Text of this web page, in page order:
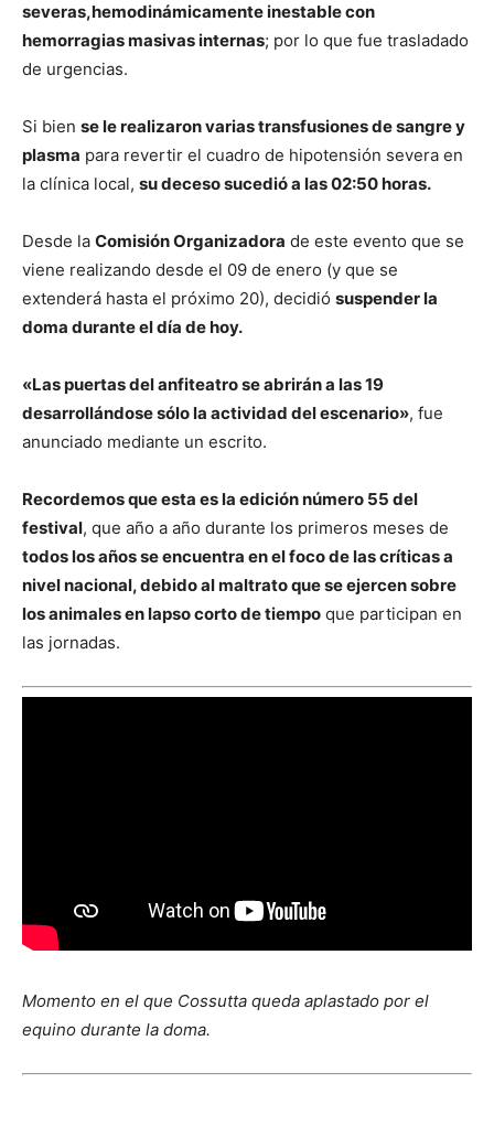
severas,hemodinámicamente inestable con
hemorragias masivas internas; por lo que fue trasladado
de urgencias.
Si bien se le realizaron varias transfusiones de sangre y
plasma para revertir el cuadro de hipotensión severa en
la clínica local, su deceso sucedió a las 02:50 horas.
Desde la Comisión Organizadora de este evento que se
viene realizando desde el 09 de enero (y que se
extenderá hasta el próximo 20), decidió suspender la
doma durante el día de hoy.
«Las puertas del anfiteatro se abrirán a las 19
desarrollándose sólo la actividad del escenario», fue
anunciado mediante un escrito.
Recordemos que esta es la edición número 55 del
festival, que año a año durante los primeros meses de
todos los años se encuentra en el foco de las críticas a
nivel nacional, debido al maltrato que se ejercen sobre
los animales en lapso corto de tiempo que participan en
las jornadas.
Momento en el que Cossutta queda aplastado por el
equino durante la doma.